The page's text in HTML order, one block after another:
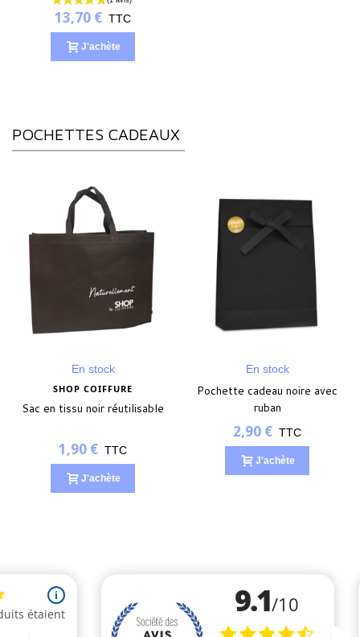
13,70 € TTC
J'achète
POCHETTES CADEAUX
En stock
SHOP COIFFURE
Sac en tissu noir réutilisable
1,90 € TTC
J'achète
En stock
Pochette cadeau noire avec
ruban
2,90 € TTC
J'achète